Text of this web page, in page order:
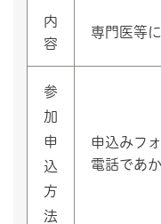
内
容
専門医等
参
加
申
込
方
法
申込みフ
電話であ